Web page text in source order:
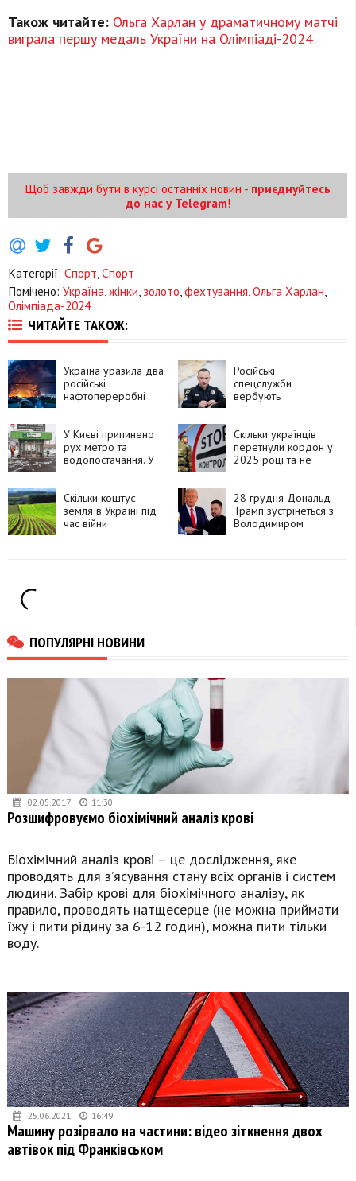
Також читайте: Ольга Харлан у драматичному матчі
виграла першу медаль України на Олімпіаді-2024
Щоб завжди бути в курсі останніх новин - приєднуйтесь
до нас у Telegram!
Категорії: Спорт Спорт
Помічено: Україна жінки золото фехтування Ольга Харлан
Олімпіада-2024
ЧИТАЙТЕ ТАКОЖ:
Україна уразила два
російські
нафтопереробні
Російські
спецслужби
вербують
військових
У Києві припинено
рух метро та
водопостачання. У
запроваджено
аварійні
відключення
Скільки українців
перетнули кордон у
2025 році та не
Скільки коштує
земля в Україні під
час війни
28 грудня Дональд
Трамп зустрінеться з
Володимиром
ПОПУЛЯРНІ НОВИНИ
02.05.2017 11:30
Розшифровуємо біохімічний аналіз крові
Біохімічний аналіз крові – це дослідження, яке
проводять для з’ясування стану всіх органів і систем
людини. Забір крові для біохімічного аналізу, як
правило, проводять натщесерце (не можна приймати
їжу і пити рідину за 6-12 годин), можна пити тільки
воду.
25.06.2021 16:49
Машину розірвало на частини: відео зіткнення двох
автівок під Франківськом